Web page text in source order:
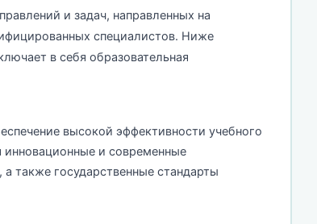
и задач, направленных на
специалистов. Ниже
в себя образовательная
высокой эффективности учебного
и современные
также государственные стандарты